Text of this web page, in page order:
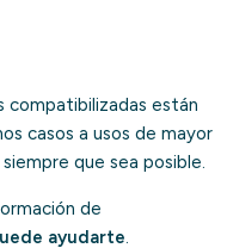
compatibilizadas están
casos a usos de mayor
que sea posible.
de
ayudarte.